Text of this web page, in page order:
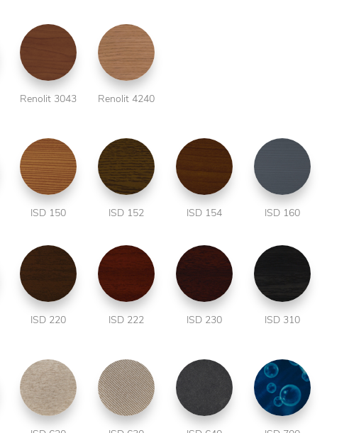
Renolit 3043 Renolit 4240
ISD 150 ISD 152 ISD 154 ISD 160
ISD 220 ISD 222 ISD 230 ISD 310